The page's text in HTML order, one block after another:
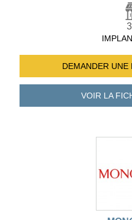
DEMANDER UNE
VOIR LA